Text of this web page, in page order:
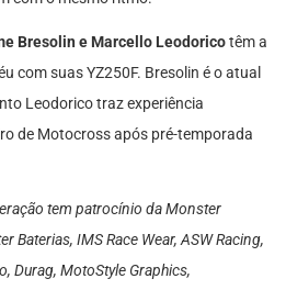
Bresolin e Marcello Leodoricotêm a
com suas YZ250F. Bresolin é o atual
Leodorico traz experiência
de Motocross após pré-temporada
tem patrocínio da Monster
Baterias, IMS Race Wear, ASW Racing,
Durag, MotoStyle Graphics,